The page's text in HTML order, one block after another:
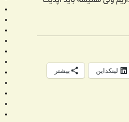
لینکداین بیشتر